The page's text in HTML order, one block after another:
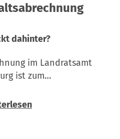
dahinter?
im Landratsamt
ist zum…